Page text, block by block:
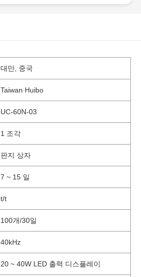
대만, 중국
Taiwan Huibo
UC-60N-03
1 조각
판지 상자
7 ~ 15 일
t/t
100개/30일
40kHz
20 ~ 40W LED 출력 디스플레이